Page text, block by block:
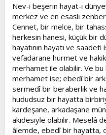
a
n
h
i
Nev-i beşerin hayat-ı
merkez ve en esaslı
Cennet, bir melce, bir
herkesin hanesi, küçük bir
hayatının hayatı ve
vefadarane hürmet ve
merhamet ile olabilir. Ve
merhamet ise; ebedî bir
sermedî bir beraberlik ve
hududsuz bir hayatta
kardeşane, arkadaşane
akidesiyle olabilir. Meselâ
âlemde, ebedî bir hayatta,